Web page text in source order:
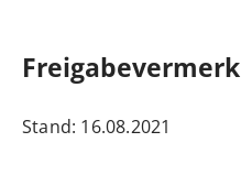
Freigabevermerk
Stand: 16.08.2021